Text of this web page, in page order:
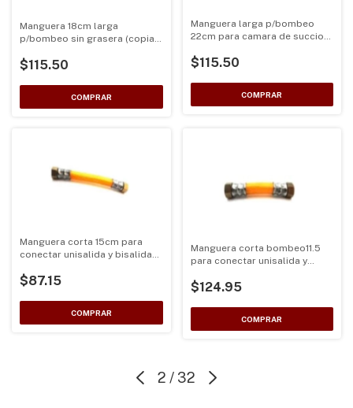
Manguera 18cm larga
p/bombeo sin grasera (copia)
succion doble y triple
$115.50
Manguera larga p/bombeo
22cm para camara de succion
$115.50
Manguera corta 15cm para
conectar unisalida y bisalida
$87.15
Manguera corta bombeo11.5
para conectar unisalida y
graseras
$124.95
2 / 32